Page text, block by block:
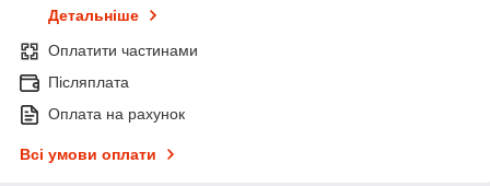
Детальніше
Оплатити частинами
Післяплата
Оплата на рахунок
Всі умови оплати